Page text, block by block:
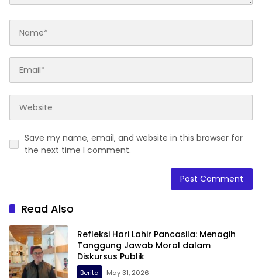
Save my name, email, and website in this browser for
the next time I comment.
Read Also
Refleksi Hari Lahir Pancasila: Menagih
Tanggung Jawab Moral dalam
Diskursus Publik
Berita May 31, 2026